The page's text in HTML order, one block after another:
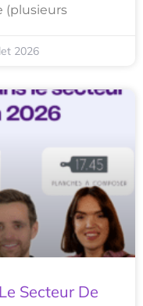
(plusieurs
2026
Secteur De